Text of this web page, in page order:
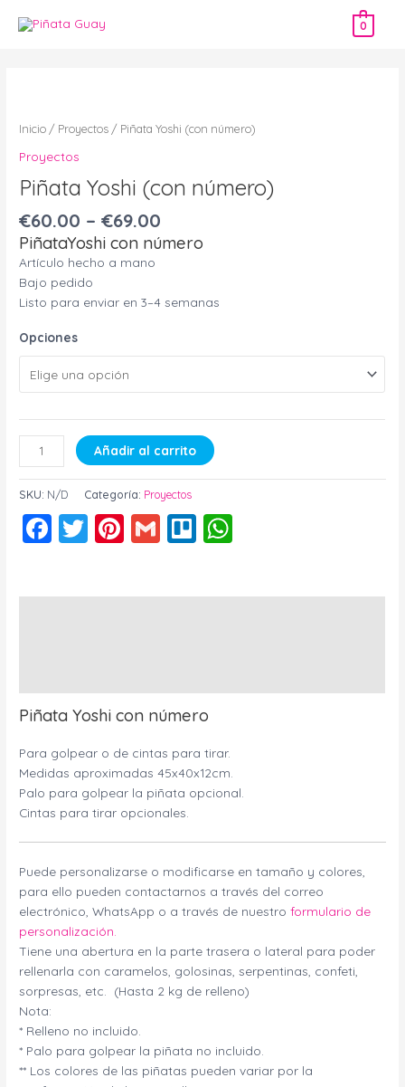
0
Inicio / Proyectos / Piñata Yoshi (con número)
Proyectos
Piñata Yoshi (con número)
€60.00 –€69.00
PiñataYoshi con número
Artículo hecho a mano
Bajo pedido
Listo para enviar en 3–4 semanas
Opciones
(con
cantidad
Añadir al carrito
SKU: N/D Categoría: Proyectos
Facebook
Twitter
Pinterest
Gmail
Trello
Piñata Yoshi con número
Para golpear o de cintas para tirar.
Medidas aproximadas 45x40x12cm.
Palo para golpear la piñata opcional.
Cintas para tirar opcionales.
Puede personalizarse o modificarse en tamaño y colores,
para ello pueden contactarnos a través del correo
electrónico, WhatsApp o a través de nuestroformulario de
personalización.
Tiene una abertura en la parte trasera o lateral para poder
rellenarla con caramelos, golosinas, serpentinas, confeti,
sorpresas, etc. (Hasta 2 kg de relleno)
Nota:
* Relleno no incluido.
* Palo para golpear la piñata no incluido.
** Los colores de las piñatas pueden variar por la